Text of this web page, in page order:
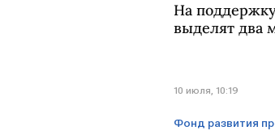
На
выделят два
10 июля, 10:19
Фонд развития